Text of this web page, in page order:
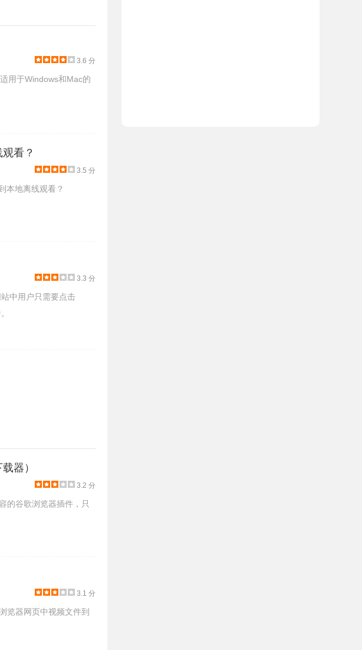
3.6 分
用于Windows和Mac的
看？
3.5 分
本地离线观看？
3.3 分
中用户只需要点击
器）
3.2 分
的谷歌浏览器插件，只
3.1 分
览器网页中视频文件到